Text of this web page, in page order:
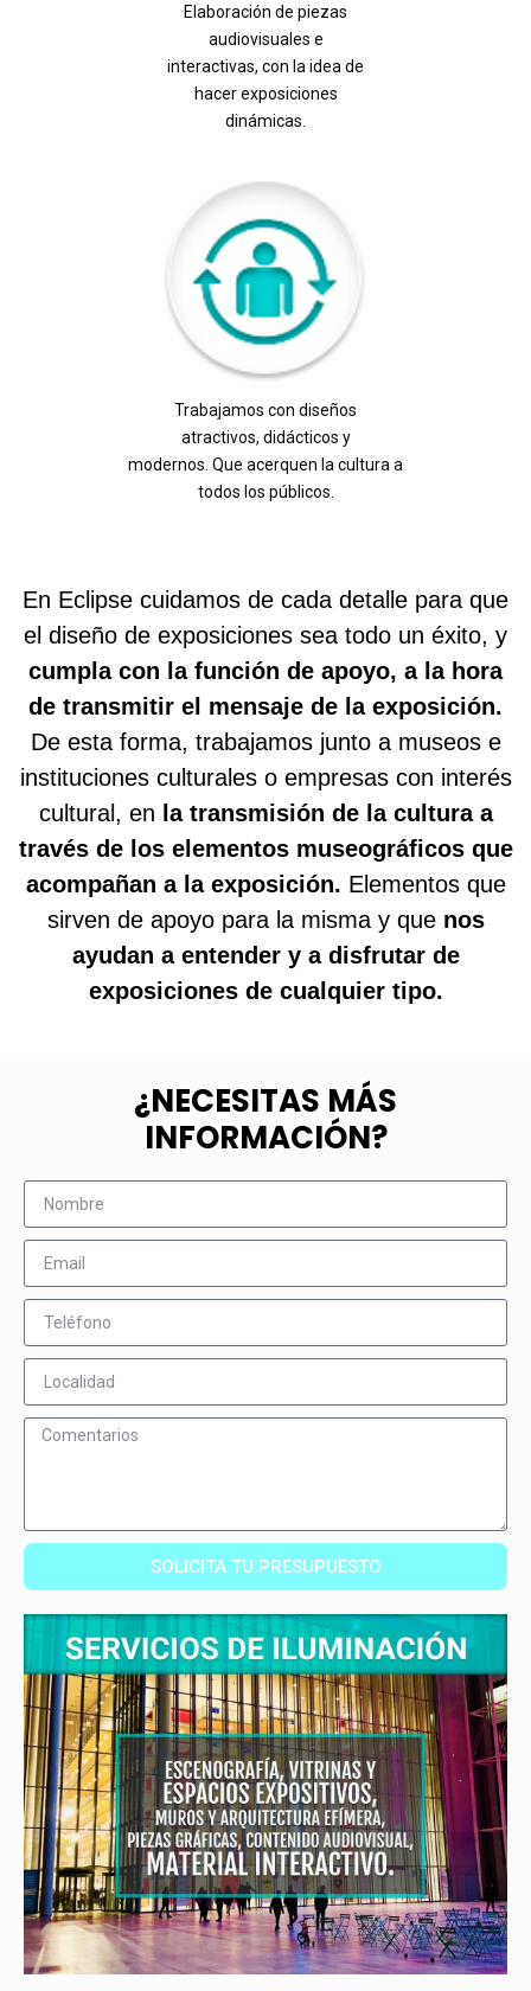
Elaboración de piezas
audiovisuales e
interactivas, con la idea de
hacer exposiciones
dinámicas.
Trabajamos con diseños
atractivos, didácticos y
modernos. Que acerquen la cultura a
todos los públicos.
En Eclipse cuidamos de cada detalle para que
el diseño de exposiciones sea todo un éxito, y
cumpla con la función de apoyo, a la hora
de transmitir el mensaje de la exposición.
De esta forma, trabajamos junto a museos e
instituciones culturales o empresas con interés
cultural, en la transmisión de la cultura a
través de los elementos museográficos que
acompañan a la exposición. Elementos que
sirven de apoyo para la misma y que nos
ayudan a entender y a disfrutar de
exposiciones de cualquier tipo.
¿NECESITAS MÁS
INFORMACIÓN?
SOLICITA TU PRESUPUESTO